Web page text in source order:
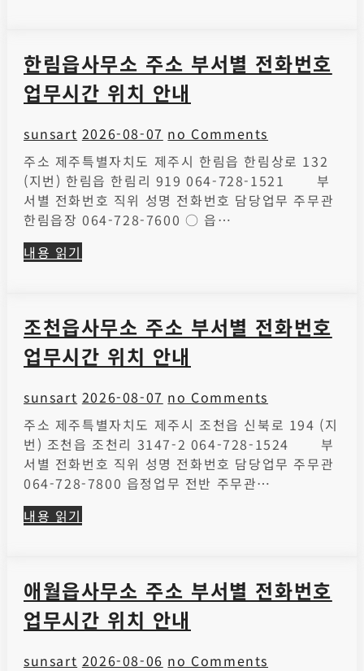
한림읍사무소 주소 부서별 전화번호
업무시간 위치 안내
sunsart 2026-08-07 no Comments
주소 제주특별자치도 제주시 한림읍 한림상로 132
(지번) 한림읍 한림리 919 064-728-1521 부
서별 전화번호 직위 성명 전화번호 담당업무 주무관
한림읍장 064-728-7600 ○ 읍…
내용 읽기
조천읍사무소 주소 부서별 전화번호
업무시간 위치 안내
sunsart 2026-08-07 no Comments
주소 제주특별자치도 제주시 조천읍 신북로 194 (지
번) 조천읍 조천리 3147-2 064-728-1524 부
서별 전화번호 직위 성명 전화번호 담당업무 주무관
064-728-7800 읍정업무 전반 주무관…
내용 읽기
애월읍사무소 주소 부서별 전화번호
업무시간 위치 안내
sunsart 2026-08-06 no Comments